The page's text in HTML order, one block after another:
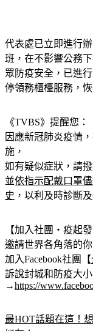
代表處已立即進行
班，在不影響公務
眾防疫安全，已進
停領務櫃檯服務，
《TVBS》提醒您：
因應新冠肺炎疫情
施，
如有疑似症狀，請撥
並依指示配戴口罩
史 ，以利及時診斷
【加入社團‧疫起發
邀請世界各角落的你
加入Facebook社團【
訴說封城和防疫大
→https://
最HOT話題在這！